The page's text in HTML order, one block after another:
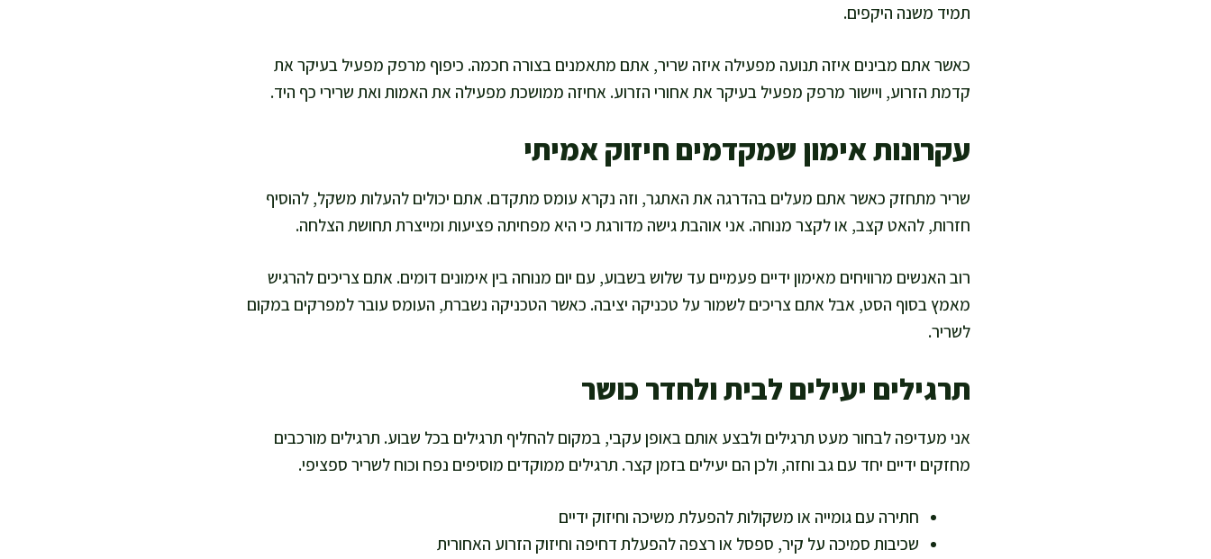
תמיד משנה היקפים.
כאשר אתם מבינים איזה תנועה מפעילה איזה שריר, אתם מתאמנים בצורה חכמה. כיפוף מרפק מפעיל בעיקר את
קדמת הזרוע, ויישור מרפק מפעיל בעיקר את אחורי הזרוע. אחיזה ממושכת מפעילה את האמות ואת שרירי כף היד.
עקרונות אימון שמקדמים חיזוק אמיתי
שריר מתחזק כאשר אתם מעלים בהדרגה את האתגר, וזה נקרא עומס מתקדם. אתם יכולים להעלות משקל, להוסיף
חזרות, להאט קצב, או לקצר מנוחה. אני אוהבת גישה מדורגת כי היא מפחיתה פציעות ומייצרת תחושת הצלחה.
רוב האנשים מרוויחים מאימון ידיים פעמיים עד שלוש בשבוע, עם יום מנוחה בין אימונים דומים. אתם צריכים להרגיש
מאמץ בסוף הסט, אבל אתם צריכים לשמור על טכניקה יציבה. כאשר הטכניקה נשברת, העומס עובר למפרקים במקום
לשריר.
תרגילים יעילים לבית ולחדר כושר
אני מעדיפה לבחור מעט תרגילים ולבצע אותם באופן עקבי, במקום להחליף תרגילים בכל שבוע. תרגילים מורכבים
מחזקים ידיים יחד עם גב וחזה, ולכן הם יעילים בזמן קצר. תרגילים ממוקדים מוסיפים נפח וכוח לשריר ספציפי.
חתירה עם גומייה או משקולות להפעלת משיכה וחיזוק ידיים
שכיבות סמיכה על קיר, ספסל או רצפה להפעלת דחיפה וחיזוק הזרוע האחורית